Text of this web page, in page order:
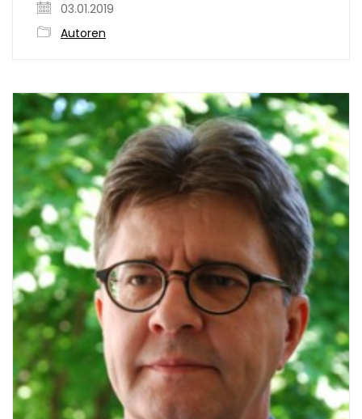
03.01.2019
Autoren